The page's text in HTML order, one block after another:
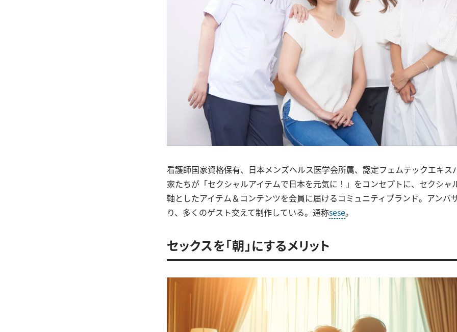
看護師国家資格保有、日本メンズヘルス医学会所属、認定フェムテックエキス
家たちが「セクシャルアイテムで日本を元気に！」をコンセプトに、セクシャ
軸としたアイテム＆コンテンツを会員に届けるコミュニティブランド。アンバ
り、多くのゲスト交えて制作している。通称sese。
セックスを「朝」にするメリット